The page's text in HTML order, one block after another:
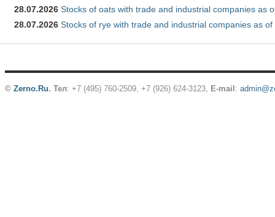
28.07.2026 Stocks of oats with trade and industrial companies as
28.07.2026 Stocks of rye with trade and industrial companies as
© Zerno.Ru. Тел: +7 (495) 760-2509, +7 (926) 624-3123, E-mail :